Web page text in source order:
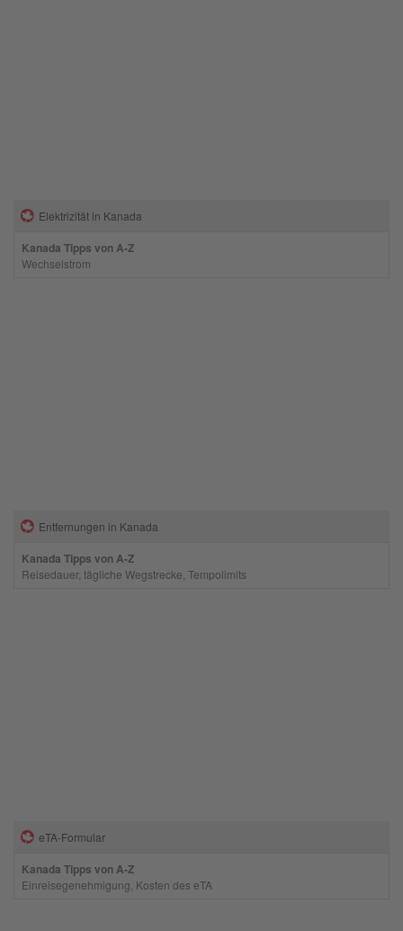
Elektrizität in Kanada
Kanada Tipps von A-Z
Wechselstrom
Entfernungen in Kanada
Kanada Tipps von A-Z
Reisedauer, tägliche Wegstrecke, Tempolimits
eTA-Formular
Kanada Tipps von A-Z
Einreisegenehmigung, Kosten des eTA